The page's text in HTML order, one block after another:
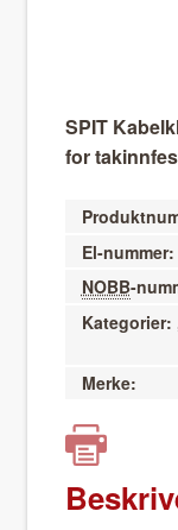
SPIT
for
El-nummer:
NOBB-
Kategorier:
Merke: